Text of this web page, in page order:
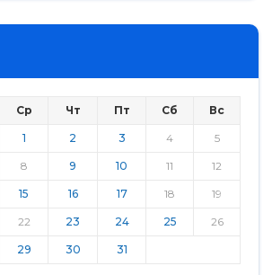
Ср Чт Пт Сб Вс
1 2 3 4 5
8 9 10 11 12
15 16 17 18 19
22 23 24 25 26
29 30 31